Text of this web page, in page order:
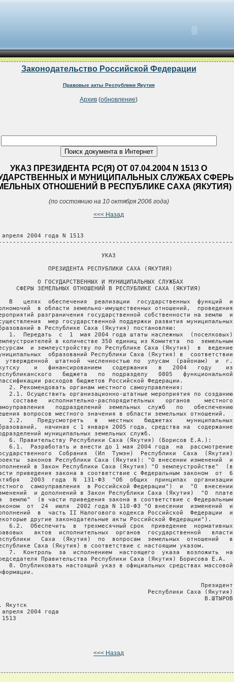
Законодательство Российской Федерации
Правовые акты Республики Якутия
Архив (обновление)
УКАЗ ПРЕЗИДЕНТА РС(Я) ОТ 07.04.2004 N 1513 О
И МУНИЦИПАЛЬНЫХ СЛУЖБАХ СФЕРЫ
ОТНОШЕНИЙ В РЕСПУБЛИКЕ САХА (ЯКУТИЯ)
(по состоянию на 10 октября 2006 года)
<<< Назад
апреля 2004 года N 1513
УКАЗ
ПРЕЗИДЕНТА РЕСПУБЛИКИ САХА (ЯКУТИЯ)
О ГОСУДАРСТВЕННЫХ И МУНИЦИПАЛЬНЫХ СЛУЖБАХ
СФЕРЫ ЗЕМЕЛЬНЫХ ОТНОШЕНИЙ В РЕСПУБЛИКЕ САХА (ЯКУТИЯ)
В   целях  обеспечения  реализации  государственных  функций  и
в области земельно-имущественных отношений,  проведения
разграничения государственной собственности на землю  и
мер государственной поддержки развития муниципальных
в Республике Саха (Якутия) постановляю:
1.  Передать  с  1  мая 2004 года штаты наслежных  (поселковых)
в количестве 350 единиц из Комитета  по  земельным
и землеустройству по Республике Саха (Якутия)  в  ведение
образований Республики Саха (Якутия) в  соответствии
утвержденной  штатной  численностью по  улусам  (районам)  и  г.
и   финансированием   содержания   в   2004   году    из
бюджета   по  подразделу   0805   функциональной
расходов бюджетов Российской Федерации.
2. Рекомендовать органам местного самоуправления:
2.1. Осуществить организационно-штатные мероприятия по созданию
составе   исполнительно-распорядительных   органов    местного
подразделений  земельных  служб   по   обеспечению
вопросов местного значения в области земельных отношений.
2.2.    Предусмотреть   в   местных   бюджетах    муниципальных
начиная с 1 января 2005 года, средства на  содержание
муниципальных земельных служб.
6. Правительству Республики Саха (Якутия) (Борисов Е.А.):
6.1.  Разработать и внести до 1 мая 2004 года  на  рассмотрение
Собрания  (Ил  Тумэн)  Республики  Саха  (Якутия)
законов Республики Саха (Якутия): "О внесении изменений  и
в Закон Республики Саха (Якутия) "О землеустройстве"  (в
приведения закона в соответствие с Федеральным законом  от  6
2003  года  N  131-ФЗ  "Об  общих  принципах  организации
самоуправления  в Российской Федерации")  и  "О  внесении
и дополнений в Закон Республики Саха (Якутия)  "О  плате
землю"  (в части приведения закона в соответствие с Федеральным
от  24  июля  2002 года N 110-ФЗ "О внесении  изменений  и
в  часть II Налогового кодекса Российской  Федерации  и
другие законодательные акты Российской Федерации").
6.2.  Обеспечить  в  трехмесячный срок  приведение  нормативных
актов  исполнительных  органов  государственной   власти
Саха  (Якутия)  по  вопросам  земельных  отношений   в
Саха (Якутия) в соответствие с настоящим указом.
7.  Контроль  за  исполнением  настоящего  указа  возложить  на
Правительства Республики Саха (Якутия) Борисова Е.А.
8. Опубликовать настоящий указ в официальных средствах массовой
Президент
Республики Саха (Якутия)
В.ШТЫРОВ
Якутск
апреля 2004 года
1513
<<< Назад